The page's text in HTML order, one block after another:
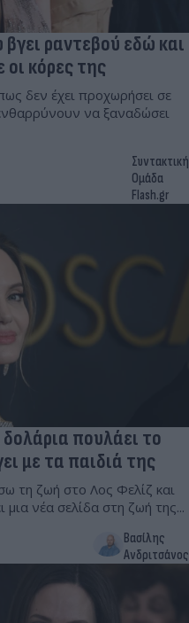
ραντεβού εδώ και
οι κόρες της
δεν έχει προχωρήσει σε
να ξαναδώσει
Συντακτική
Ομάδα
Flash.gr
πουλάει το
με τα παιδιά της
τη ζωή στο Λος Φελίζ και
μια νέα σελίδα στη ζωή της...
Βασίλης
Ανδριτσάνος